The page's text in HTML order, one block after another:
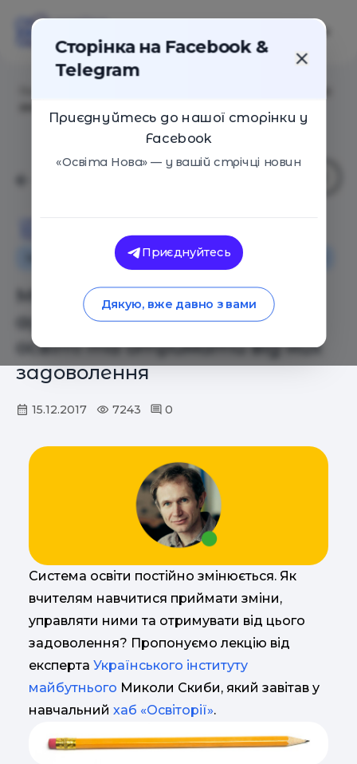
Як це працює Оглядові статті
Микола Скиба: Як
адаптуватися до змін в
освіті та отримати від них
задоволення
15.12.2017 7243 0
Система освіти постійно змінюється. Як
вчителям навчитися приймати зміни,
управляти ними та отримувати від цього
задоволення? Пропонуємо лекцію від
експерта Українського інституту
майбутнього Миколи Скиби, який завітав у
навчальний хаб «Освіторії».
Сторінка на Facebook &
Telegram
Приєднуйтесь до нашої сторінки у
Facebook
«Освіта Нова» — у вашій стрічці новин
Приєднуйтесь
Дякую, вже давно з вами